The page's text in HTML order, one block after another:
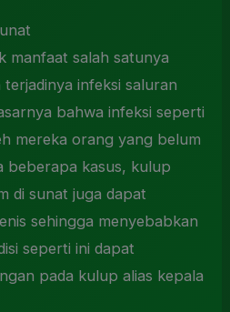
manfaat salah satunya
infeksi saluran
bahwa infeksi seperti
mereka orang yang belum
beberapa kasus, kulup
di sunat juga dapat
sehingga menyebabkan
seperti ini dapat
pada kulup alias kepala